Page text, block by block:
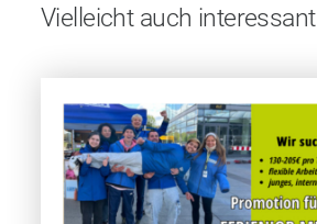
Vielleicht auch interessant